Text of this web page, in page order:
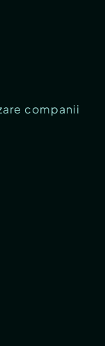
companii